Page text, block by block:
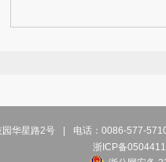
华星路2号
电话：0086-577-
浙ICP备